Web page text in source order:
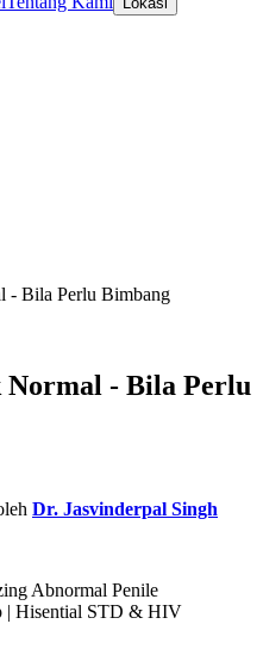
- Bila Perlu Bimbang
- Bila Perlu
Dr. Jasvinderpal Singh